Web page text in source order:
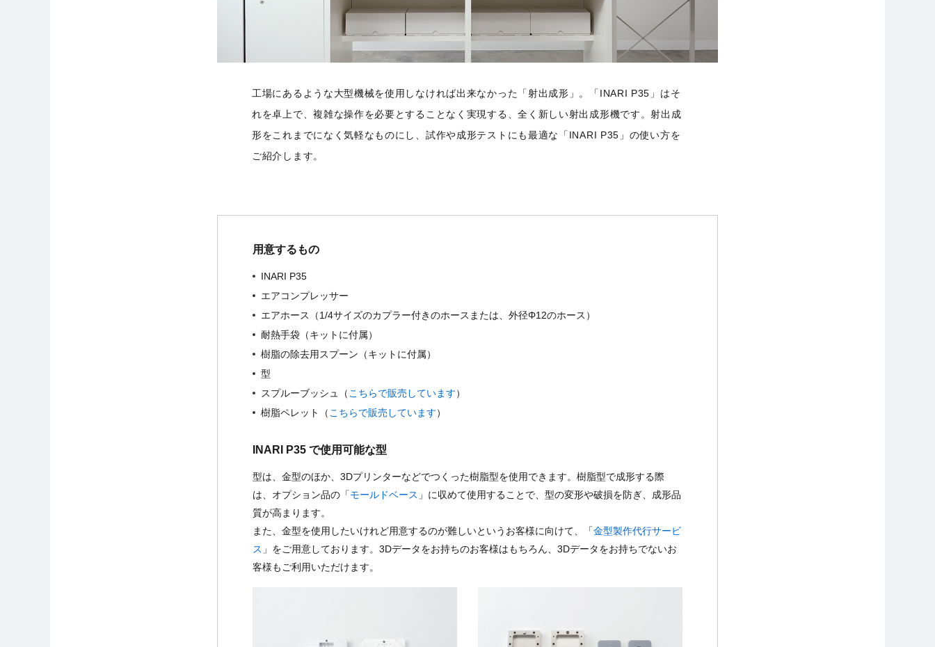
工場にあるような大型機械を使用しなければ出来なかった「射出成形」。「INARI P35」はそ
れを卓上で、複雑な操作を必要とすることなく実現する、全く新しい射出成形機です。射出成
形をこれまでになく気軽なものにし、試作や成形テストにも最適な「INARI P35」の使い方を
ご紹介します。
用意するもの
INARI P35
エアコンプレッサー
エアホース（1/4サイズのカプラー付きのホースまたは、外径Φ12のホース）
耐熱手袋（キットに付属）
樹脂の除去用スプーン（キットに付属）
型
スプルーブッシュ
（ こちらで販売しています）
樹脂ペレット
（ こちらで販売しています）
INARI P35 で使用可能な型
型は、金型のほか、3Dプリンターなどでつくった樹脂型を使用できます。樹脂型で成形する際
は、オプション品の「モールドベース 」に収めて使用することで、型の変形や破損を防ぎ、成形品
質が高まります。
また、金型を使用したいけれど用意するのが難しいというお客様に向けて、「金型製作代行サービ
ス 」をご用意しております。3Dデータをお持ちのお客様はもちろん、3Dデータをお持ちでないお
客様もご利用いただけます。